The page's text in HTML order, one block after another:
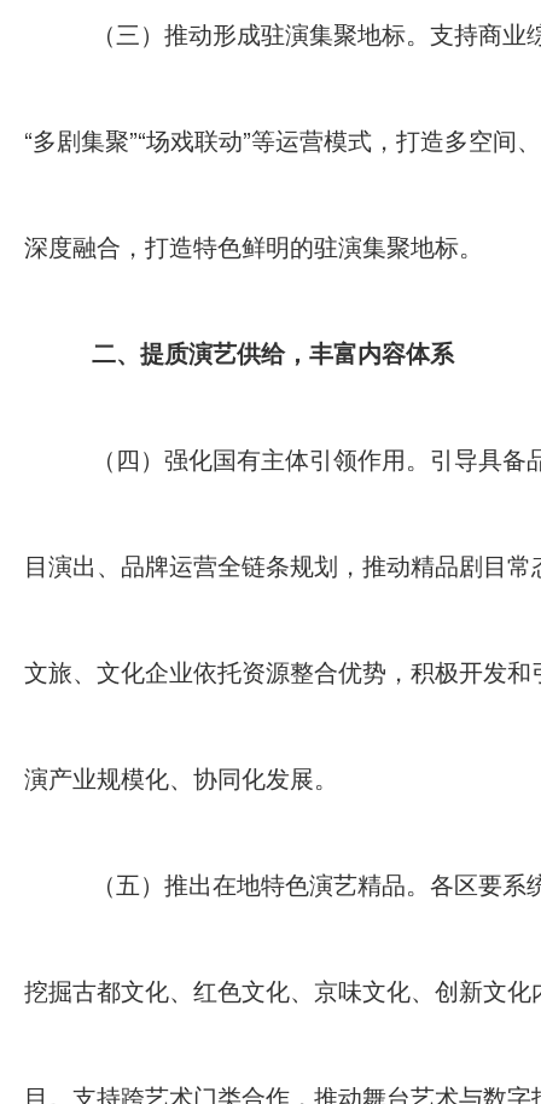
（三）推动形成驻演集聚地标。支持商
“多剧集聚”“场戏联动”等运营模式，打造多空
深度融合，打造特色鲜明的驻演集聚地标。
二、提质演艺供给，丰富内容体系
（四）强化国有主体引领作用。引导具
目演出、品牌运营全链条规划，推动精品剧目
文旅、文化企业依托资源整合优势，积极开发
演产业规模化、协同化发展。
（五）推出在地特色演艺精品。各区要
挖掘古都文化、红色文化、京味文化、创新文
目。支持跨艺术门类合作，推动舞台艺术与数